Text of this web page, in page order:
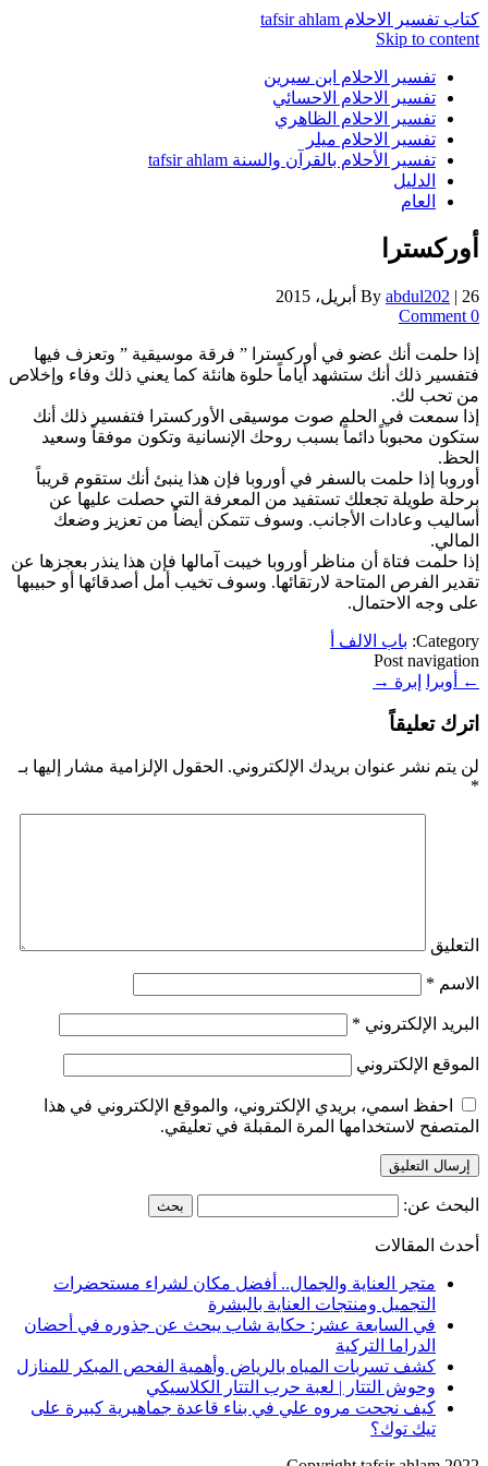
كتاب تفسير الاحلام tafsir ahlam
Skip to content
تفسير الاحلام ابن سيرين
تفسير الاحلام الاحسائي
تفسير الاحلام الظاهري
تفسير الاحلام ميلر
تفسير الأحلام بالقرآن والسنة tafsir ahlam
الدليل
العام
أوركسترا
By abdul202 | 26 أبريل، 2015
0 Comment
إذا حلمت أنك عضو في أوركسترا ” فرقة موسيقية ” وتعزف فيها
فتفسير ذلك أنك ستشهد أياماً حلوة هانئة كما يعني ذلك وفاء وإخلاص
من تحب لك.
إذا سمعت في الحلم صوت موسيقى الأوركسترا فتفسير ذلك أنك
ستكون محبوباً دائماً بسبب روحك الإنسانية وتكون موفقاً وسعيد
الحظ.
أوروبا إذا حلمت بالسفر في أوروبا فإن هذا ينبئ أنك ستقوم قريباً
برحلة طويلة تجعلك تستفيد من المعرفة التي حصلت عليها عن
أساليب وعادات الأجانب. وسوف تتمكن أيضاً من تعزيز وضعك
المالي.
إذا حلمت فتاة أن مناظر أوروبا خيبت آمالها فإن هذا ينذر بعجزها عن
تقدير الفرص المتاحة لارتقائها. وسوف تخيب أمل أصدقائها أو حبيبها
على وجه الاحتمال.
Category: باب الالف أ
Post navigation
←
أوبرا إبرة →
اترك تعليقاً
لن يتم نشر عنوان بريدك الإلكتروني. الحقول الإلزامية مشار إليها بـ
*
التعليق
الاسم *
البريد الإلكتروني *
الموقع الإلكتروني
احفظ اسمي، بريدي الإلكتروني، والموقع الإلكتروني في هذا
المتصفح لاستخدامها المرة المقبلة في تعليقي.
البحث عن:
أحدث المقالات
متجر العناية والجمال.. أفضل مكان لشراء مستحضرات
التجميل ومنتجات العناية بالبشرة
في السابعة عشر: حكاية شاب يبحث عن جذوره في أحضان
الدراما التركية
كشف تسربات المياه بالرياض وأهمية الفحص المبكر للمنازل
وحوش التتار | لعبة حرب التتار الكلاسيكي
كيف نجحت مروه علي في بناء قاعدة جماهيرية كبيرة على
تيك توك؟